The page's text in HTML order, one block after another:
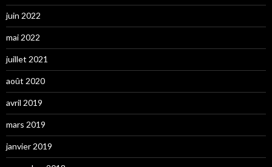
juin 2022
mai 2022
juillet 2021
août 2020
avril 2019
mars 2019
janvier 2019